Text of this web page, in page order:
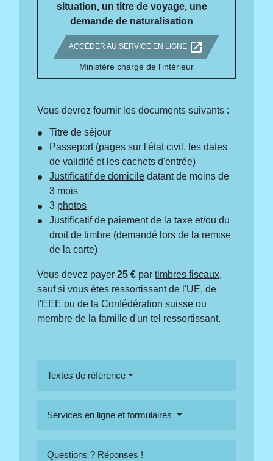
situation, un titre de voyage, une
demande de naturalisation
ACCÉDER AU SERVICE EN LIGNE open_in_new
Ministère chargé de l'intérieur
Vous devrez fournir les documents suivants :
Titre de séjour
Passeport (pages sur l'état civil, les dates
de validité et les cachets d'entrée)
Justificatif de domicile datant de moins de
3 mois
3 photos
Justificatif de paiement de la taxe et/ou du
droit de timbre (demandé lors de la remise
de la carte)
Vous devez payer25 € partimbres fiscaux,
sauf si vous êtes ressortissant de l'UE, de
l'EEE ou de la Confédération suisse ou
membre de la famille d'un tel ressortissant.
Textes de référence
Services en ligne et formulaires
Questions ? Réponses !